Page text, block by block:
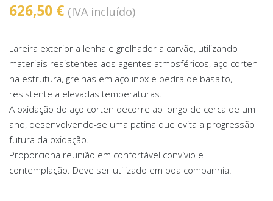
626,50 € (IVA incluído)
Lareira exterior a lenha e grelhador a carvão, utilizando
materiais resistentes aos agentes atmosféricos, aço corten
na estrutura, grelhas em aço inox e pedra de basalto,
resistente a elevadas temperaturas.
A oxidação do aço corten decorre ao longo de cerca de um
ano, desenvolvendo-se uma patina que evita a progressão
futura da oxidação.
Proporciona reunião em confortável convívio e
contemplação. Deve ser utilizado em boa companhia.